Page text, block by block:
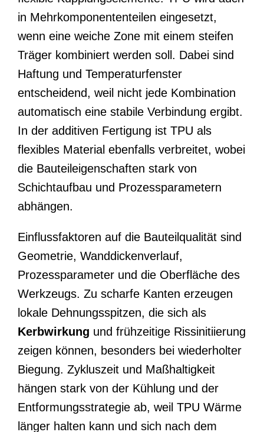
in Mehrkomponententeilen eingesetzt,
wenn eine weiche Zone mit einem steifen
Träger kombiniert werden soll. Dabei sind
Haftung und Temperaturfenster
entscheidend, weil nicht jede Kombination
automatisch eine stabile Verbindung ergibt.
In der additiven Fertigung ist TPU als
flexibles Material ebenfalls verbreitet, wobei
die Bauteileigenschaften stark von
Schichtaufbau und Prozessparametern
abhängen.
Einflussfaktoren auf die Bauteilqualität sind
Geometrie, Wanddickenverlauf,
Prozessparameter und die Oberfläche des
Werkzeugs. Zu scharfe Kanten erzeugen
lokale Dehnungsspitzen, die sich als
Kerbwirkung und frühzeitige Rissinitiierung
zeigen können, besonders bei wiederholter
Biegung. Zykluszeit und Maßhaltigkeit
hängen stark von der Kühlung und der
Entformungsstrategie ab, weil TPU Wärme
länger halten kann und sich nach dem